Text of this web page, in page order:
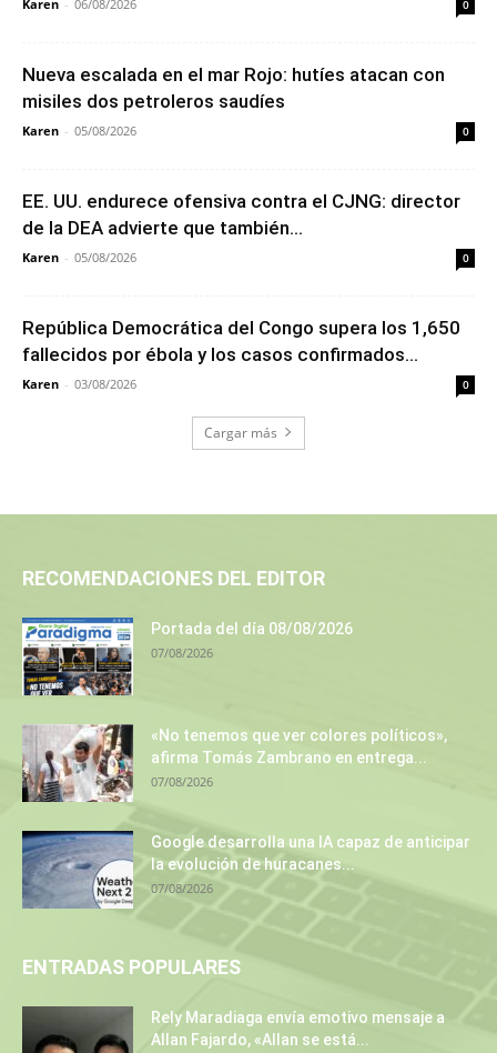
Karen - 06/08/2026 0
Nueva escalada en el mar Rojo: hutíes atacan con
misiles dos petroleros saudíes
Karen - 05/08/2026 0
EE. UU. endurece ofensiva contra el CJNG: director
de la DEA advierte que también...
Karen - 05/08/2026 0
República Democrática del Congo supera los 1,650
fallecidos por ébola y los casos confirmados...
Karen - 03/08/2026 0
Cargar más
RECOMENDACIONES DEL EDITOR
Portada del día 08/08/2026
07/08/2026
«No tenemos que ver colores políticos»,
afirma Tomás Zambrano en entrega...
07/08/2026
Google desarrolla una IA capaz de anticipar
la evolución de huracanes...
07/08/2026
ENTRADAS POPULARES
Rely Maradiaga envía emotivo mensaje a
Allan Fajardo, «Allan se está...